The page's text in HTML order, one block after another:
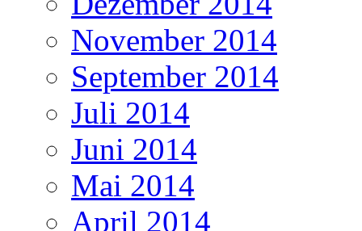
November 2014
September 2014
Juli 2014
Juni 2014
Mai 2014
April 2014